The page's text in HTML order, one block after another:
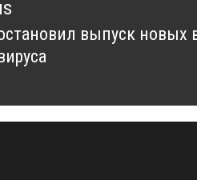
выпуск новых